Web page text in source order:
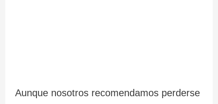
Aunque nosotros recomendamos perderse